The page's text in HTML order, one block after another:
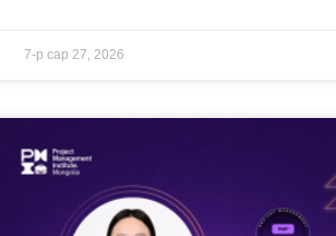
7-р сар 27, 2026